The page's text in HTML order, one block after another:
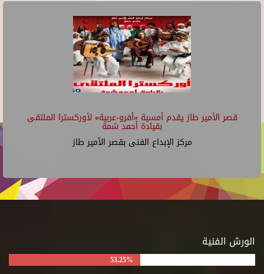
قصر الأمير طاز يقدم أمسية «أفرو-عربية» لأوركسترا الملتقى
بقيادة أحمد شمة
مركز الإبداع الفنى بقصر الأمير طاز
الورش الفنية
53.25%